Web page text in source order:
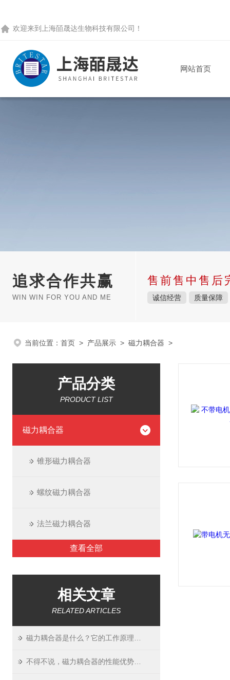
欢迎来到 上海皕晟达生物科技有限公司 ！
网站首页
追求合作共赢
WIN WIN FOR YOU AND ME
售前售中售后
诚信经营 质量保障
当前位置： 首页 > 产品展示 > 磁力耦合器 >
产品分类
PRODUCT LIST
磁力耦合器
锥形磁力耦合器
螺纹磁力耦合器
法兰磁力耦合器
查看全部
相关文章
RELATED ARTICLES